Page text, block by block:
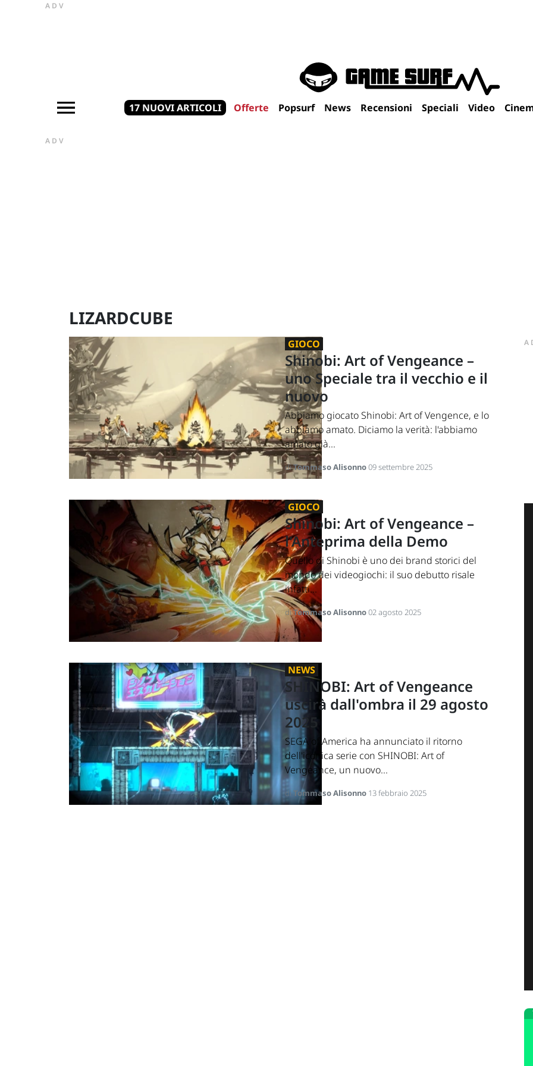
ADV
17 NUOVI ARTICOLI Offerte Popsurf News Recensioni Speciali Video
ADV
LIZARDCUBE
GIOCO
Shinobi: Art of Vengeance –
uno Speciale tra il vecchio e il
nuovo
Abbiamo giocato Shinobi: Art of Vengence, e lo
abbiamo amato. Diciamo la verità: l'abbiamo
amato già...
diTommaso Alisonno09 settembre 2025
GIOCO
Shinobi: Art of Vengeance –
l'Anteprima della Demo
Quello di Shinobi è uno dei brand storici del
mondo dei videogiochi: il suo debutto risale
infatti...
diTommaso Alisonno02 agosto 2025
NEWS
SHINOBI: Art of Vengeance
uscirà dall'ombra il 29 agosto
2025
SEGA of America ha annunciato il ritorno
dell'iconica serie con SHINOBI: Art of
Vengeance, un nuovo...
diTommaso Alisonno 13 febbraio 2025